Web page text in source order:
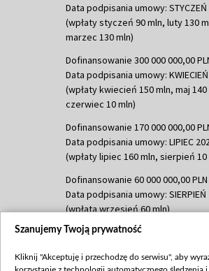
Data podpisania umowy: STYCZEŃ
(wpłaty styczeń 90 mln, luty 130
marzec 130 mln)
Dofinansowanie 300 000 000,00
Data podpisania umowy:
(wpłaty kwiecień 150 mln, maj 140
czerwiec 10 mln)
Dofinansowanie 170 000 000,00
Data podpisania umowy: LIPIEC
(wpłaty lipiec 160 mln, sierpień 10
Dofinansowanie 60 000 000,00 PLN
Data podpisania umowy: SIERPIEŃ
(wpłata wrzesień 60 mln)
Dofinansowanie 635 783 051,21 PLN
(wpłata wrzesień 100 mln,
Szanujemy Twoją prywatność
Kliknij "Akceptuję i przechodzę do serwisu", aby